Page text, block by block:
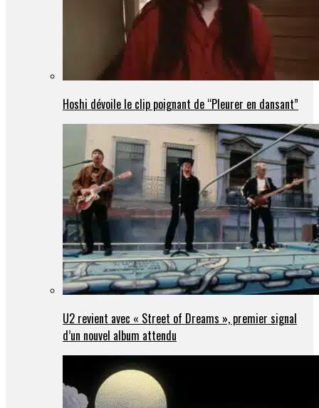
Hoshi dévoile le clip poignant de “Pleurer en dansant”
U2 revient avec « Street of Dreams », premier signal
d’un nouvel album attendu